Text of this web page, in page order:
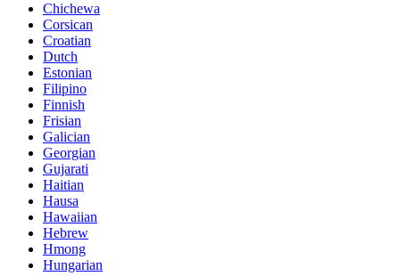
Chichewa
Corsican
Croatian
Dutch
Estonian
Filipino
Finnish
Frisian
Galician
Georgian
Gujarati
Haitian
Hausa
Hawaiian
Hebrew
Hmong
Hungarian